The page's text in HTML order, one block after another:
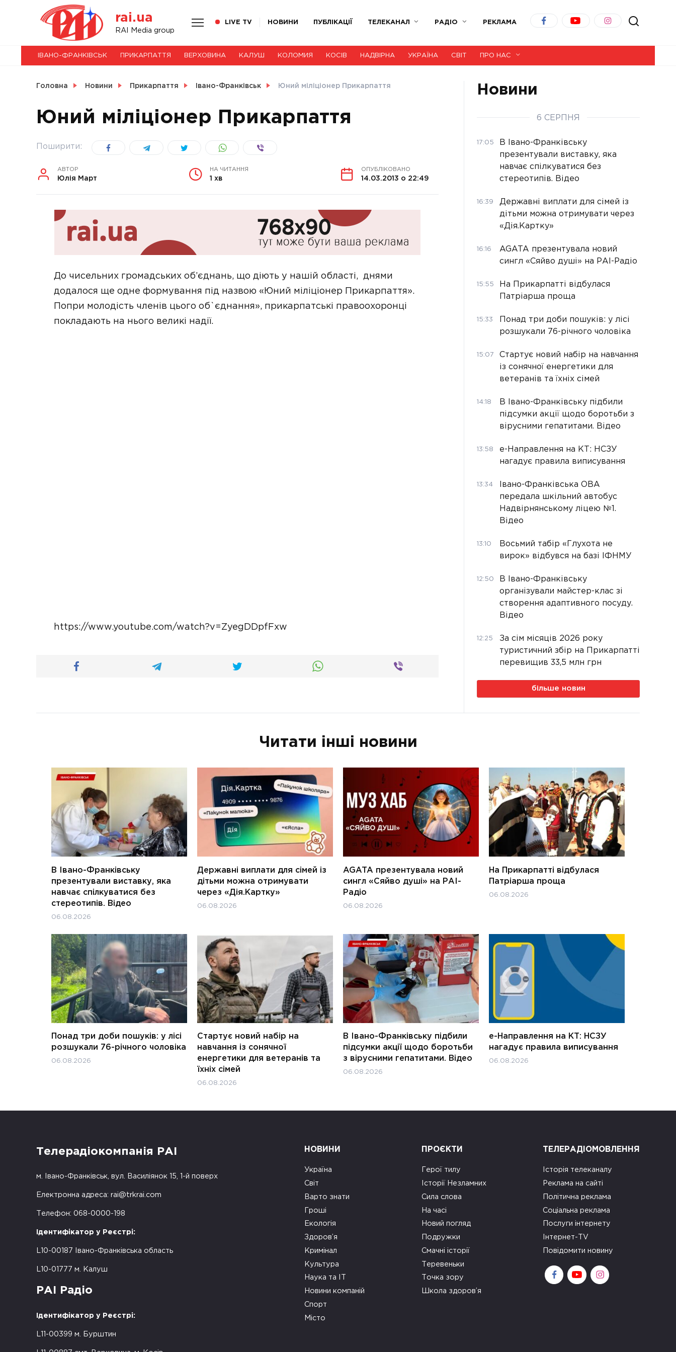
rai.ua
RAI Media group
LIVE TV НОВИНИ ПУБЛІКАЦІЇ ТЕЛЕКАНАЛ РАДІО РЕКЛАМА
НОВИНИ
СВІТ
ІВАНО-ФРАНКІВСЬК ПРИКАРПАТТЯ ВЕРХОВИНА КАЛУШ КОЛОМИЯ КОСІВ НАДВІРНА УКРАЇНА СВІТ ПРО НАС
Головна Новини Прикарпаття Івано-Франківськ Юний міліціонер Прикарпаття
Юний міліціонер Прикарпаття
Поширити:
АВТОР
Юлія Март
НА ЧИТАННЯ
1 хв
ОПУБЛІКОВАНО
14.03.2013 о 22:49
До чисельних громадських об’єднань, що діють у нашій області, днями
додалося ще одне формування під назвою «Юний міліціонер Прикарпаття».
Попри молодість членів цього об`єднання», прикарпатські правоохоронці
покладають на нього великі надії.
https://www.youtube.com/watch?v=ZyegDDpfFxw
Новини
6 СЕРПНЯ
17:05
В Івано-Франківську
презентували виставку, яка
навчає спілкуватися без
стереотипів. Відео
16:39
Державні виплати для сімей із
дітьми можна отримувати через
«Дія.Картку»
16:16
AGATA презентувала новий
сингл «Сяйво душі» на РАІ-Радіо
15:55
На Прикарпатті відбулася
Патріарша проща
15:33
Понад три доби пошуків: у лісі
розшукали 76-річного чоловіка
15:07
Стартує новий набір на навчання
із сонячної енергетики для
ветеранів та їхніх сімей
14:18
В Івано-Франківську підбили
підсумки акції щодо боротьби з
вірусними гепатитами. Відео
13:58
е-Направлення на КТ: НСЗУ
нагадує правила виписування
13:34
Івано-Франківська ОВА
передала шкільний автобус
Надвірнянському ліцею №1.
Відео
13:10
Восьмий табір «Глухота не
вирок» відбувся на базі ІФНМУ
12:50
В Івано-Франківську
організували майстер-клас зі
створення адаптивного посуду.
Відео
12:25
За сім місяців 2026 року
туристичний збір на Прикарпатті
перевищив 33,5 млн грн
більше новин
Читати інші новини
В Івано-Франківську
презентували виставку, яка
навчає спілкуватися без
стереотипів. Відео
06.08.2026
Державні виплати для сімей із
дітьми можна отримувати
через «Дія.Картку»
06.08.2026
AGATA презентувала новий
сингл «Сяйво душі» на РАІ-
Радіо
06.08.2026
На Прикарпатті відбулася
Патріарша проща
06.08.2026
Понад три доби пошуків: у лісі
розшукали 76-річного чоловіка
06.08.2026
Стартує новий набір на
навчання із сонячної
енергетики для ветеранів та
їхніх сімей
06.08.2026
В Івано-Франківську підбили
підсумки акції щодо боротьби
з вірусними гепатитами. Відео
06.08.2026
е-Направлення на КТ: НСЗУ
нагадує правила виписування
06.08.2026
Телерадіокомпанія РАІ
м. Івано-Франківськ, вул. Василіянок 15, 1-й поверх
Електронна адреса: rai@trkrai.com
Телефон: 068-0000-198
Ідентифікатор у Реєстрі:
L10-00187 Івано-Франківська область
L10-01777 м. Калуш
РАІ Радіо
Ідентифікатор у Реєстрі:
L11-00399 м. Бурштин
НОВИНИ
Україна
Світ
Варто знати
Гроші
Екологія
Здоров’я
Кримінал
Культура
Наука та ІТ
Новини компаній
Спорт
Місто
ПРОЄКТИ
Герої тилу
Історії Незламних
Сила слова
На часі
Новий погляд
Подружки
Смачні історії
Теревеньки
Точка зору
Школа здоров’я
ТЕЛЕРАДІОМОВЛЕННЯ
Історія телеканалу
Реклама на сайті
Політична реклама
Соціальна реклама
Послуги інтернету
Інтернет-TV
Повідомити новину